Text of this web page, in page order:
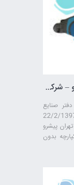
ثبت سفارش و واردات انواع لنت – تهران پیشرو – شرکت ترخیص کالا
صنایع
و سلولوزی وزارت صنعت معدن و تجارت تاریخ: 22/2/1397
تهران پیشرو
بدون